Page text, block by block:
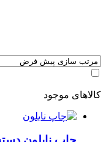
کالاهای موجود